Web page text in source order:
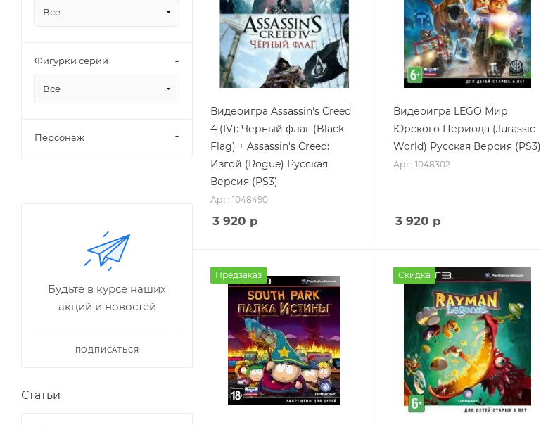
Видеоигра Assassin's Creed
4 (IV): Черный флаг (Black
Flag) + Assassin's Creed:
Изгой (Rogue) Русская
Версия (PS3)
Арт.: 1048490
3 920 р
Видеоигра LEGO Мир
Юрского Периода (Jurassic
World) Русская Версия (PS3)
Арт.: 1048302
3 920 р
Предзаказ Скидка
Все
Фигурки серии
Все
Персонаж
Будьте в курсе наших
акций и новостей
ПОДПИСАТЬСЯ
Статьи